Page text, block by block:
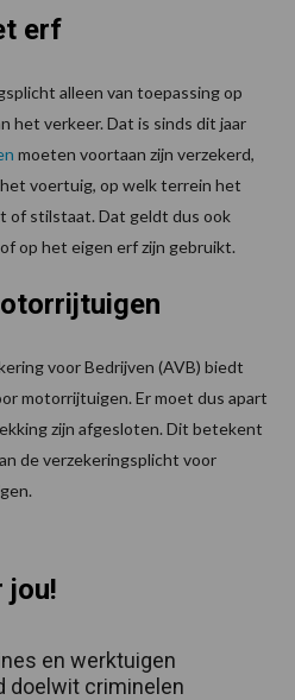
erf
alleen van toepassing op
het verkeer. Dat is sinds dit jaar
moeten voortaan zijn verzekerd,
voertuig, op welk terrein het
of stilstaat. Dat geldt dus ook
op het eigen erf zijn gebruikt.
voor Bedrijven (AVB) biedt
motorrijtuigen. Er moet dus apart
zijn afgesloten. Dit betekent
de verzekeringsplicht voor
jou!
en werktuigen
doelwit criminelen